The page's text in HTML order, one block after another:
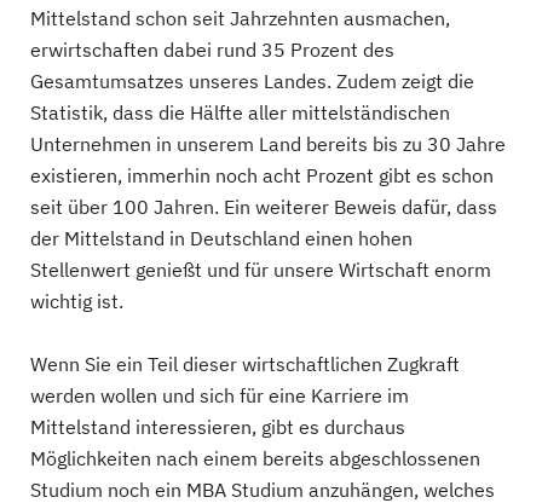
Mittelstand schon seit Jahrzehnten ausmachen,
erwirtschaften dabei rund 35 Prozent des
Gesamtumsatzes unseres Landes. Zudem zeigt die
Statistik, dass die Hälfte aller mittelständischen
Unternehmen in unserem Land bereits bis zu 30 Jahre
existieren, immerhin noch acht Prozent gibt es schon
seit über 100 Jahren. Ein weiterer Beweis dafür, dass
der Mittelstand in Deutschland einen hohen
Stellenwert genießt und für unsere Wirtschaft enorm
wichtig ist.
Wenn Sie ein Teil dieser wirtschaftlichen Zugkraft
werden wollen und sich für eine Karriere im
Mittelstand interessieren, gibt es durchaus
Möglichkeiten nach einem bereits abgeschlossenen
Studium noch ein MBA Studium anzuhängen, welches